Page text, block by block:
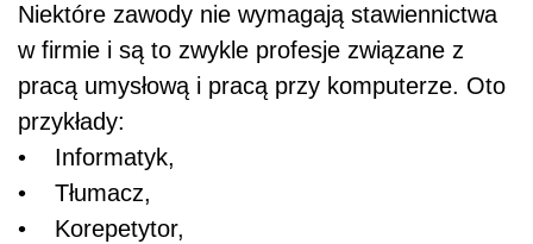
Niektóre zawody nie wymagają stawiennictwa
w firmie i są to zwykle profesje związane z
pracą umysłową i pracą przy komputerze. Oto
przykłady:
• Informatyk,
• Tłumacz,
• Korepetytor,